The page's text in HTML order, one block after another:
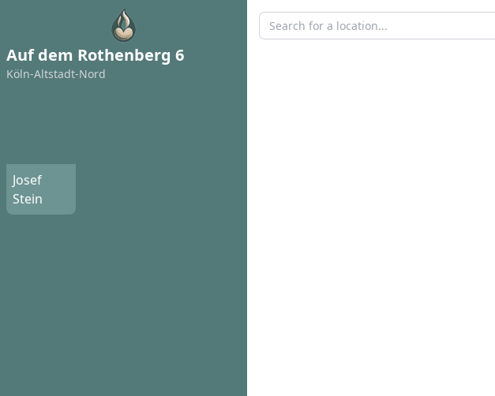
Auf dem Rothenberg 6
Köln-Altstadt-Nord
Josef
Stein